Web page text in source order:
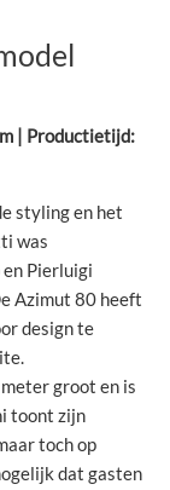
| Productietijd:
styling en het
was
Pierluigi
Azimut 80 heeft
design te
groot en is
toont zijn
toch op
dat gasten